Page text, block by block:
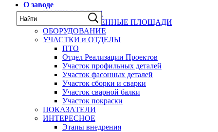
О заводе
НАШИ ЗАВОДЫ
ПРОИЗВОДСТВЕННЫЕ ПЛОЩАДИ
ОБОРУДОВАНИЕ
УЧАСТКИ и ОТДЕЛЫ
ПТО
Отдел Реализации Проектов
Участок профильных деталей
Участок фасонных деталей
Участок сборки и сварки
Участок сварной балки
Участок покраски
ПОКАЗАТЕЛИ
ИНТЕРЕСНОЕ
Этапы внедрения